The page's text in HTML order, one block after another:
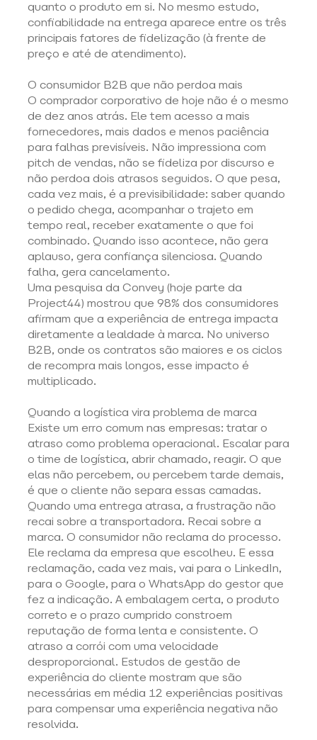
confiabilidade na entrega aparece entre os três
principais fatores de fidelização (à frente de
preço e até de atendimento).
O consumidor B2B que não perdoa mais
O comprador corporativo de hoje não é o mesmo
de dez anos atrás. Ele tem acesso a mais
fornecedores, mais dados e menos paciência
para falhas previsíveis. Não impressiona com
pitch de vendas, não se fideliza por discurso e
não perdoa dois atrasos seguidos. O que pesa,
cada vez mais, é a previsibilidade: saber quando
o pedido chega, acompanhar o trajeto em
tempo real, receber exatamente o que foi
combinado. Quando isso acontece, não gera
aplauso, gera confiança silenciosa. Quando
falha, gera cancelamento.
Uma pesquisa da Convey (hoje parte da
Project44) mostrou que 98% dos consumidores
afirmam que a experiência de entrega impacta
diretamente a lealdade à marca. No universo
B2B, onde os contratos são maiores e os ciclos
de recompra mais longos, esse impacto é
multiplicado.
Quando a logística vira problema de marca
Existe um erro comum nas empresas: tratar o
atraso como problema operacional. Escalar para
o time de logística, abrir chamado, reagir. O que
elas não percebem, ou percebem tarde demais,
é que o cliente não separa essas camadas.
Quando uma entrega atrasa, a frustração não
recai sobre a transportadora. Recai sobre a
marca. O consumidor não reclama do processo.
Ele reclama da empresa que escolheu. E essa
reclamação, cada vez mais, vai para o LinkedIn,
para o Google, para o WhatsApp do gestor que
fez a indicação. A embalagem certa, o produto
correto e o prazo cumprido constroem
reputação de forma lenta e consistente. O
atraso a corrói com uma velocidade
desproporcional. Estudos de gestão de
experiência do cliente mostram que são
necessárias em média 12 experiências positivas
para compensar uma experiência negativa não
resolvida.